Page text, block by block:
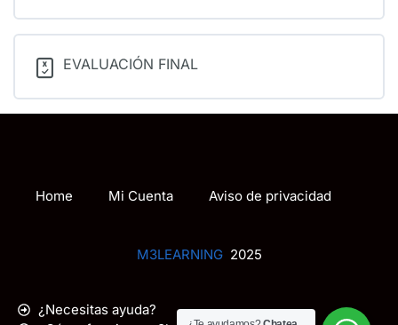
EVALUACIÓN FINAL
Home Mi Cuenta Aviso de privacidad
M3LEARNING2025
¿Necesitas ayuda?